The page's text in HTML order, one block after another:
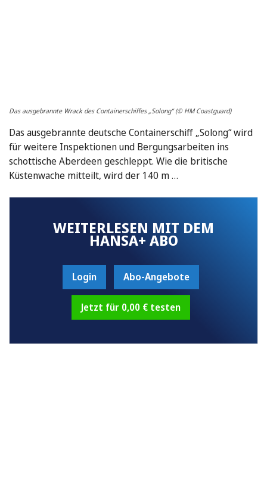
Das ausgebrannte Wrack des Containerschiffes „Solong“ (© HM Coastguard)
Das ausgebrannte deutsche Containerschiff „Solong“ wird
für weitere Inspektionen und Bergungsarbeiten ins
schottische Aberdeen geschleppt. Wie die britische
Küstenwache mitteilt, wird der 140 m …
WEITERLESEN MIT DEM
HANSA+ ABO
Login Abo-Angebote
Jetzt für 0,00 € testen